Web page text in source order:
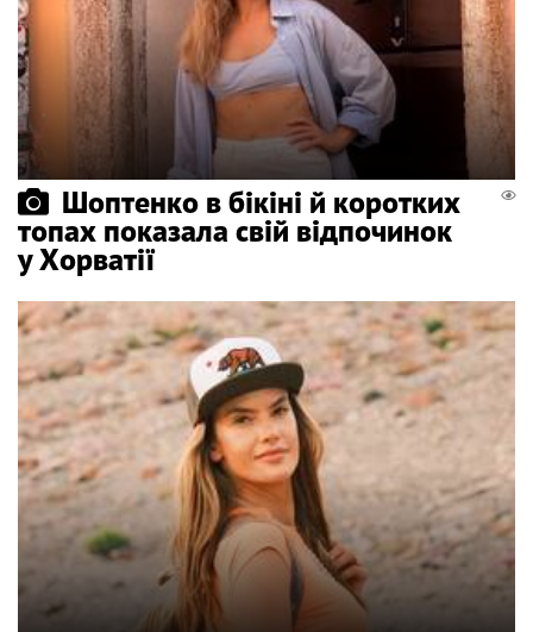
Шоптенко в бікіні й коротких
топах показала свій відпочинок
у Хорватії